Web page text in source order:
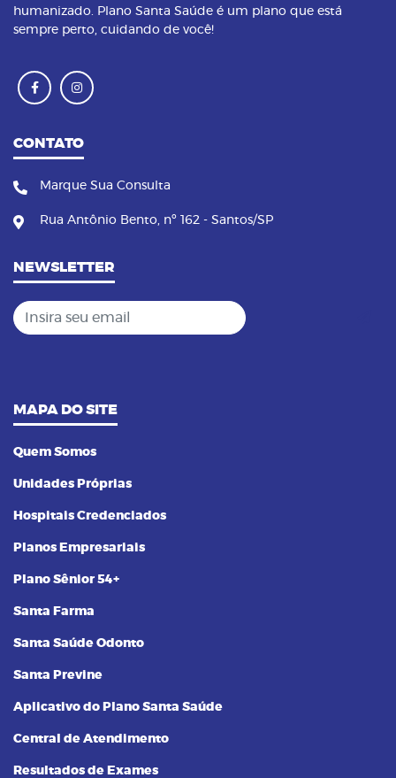
humanizado. Plano Santa Saúde é um plano que está
sempre perto, cuidando de você!
CONTATO
Marque Sua Consulta
Rua Antônio Bento, nº 162 - Santos/SP
NEWSLETTER
Insira seu email
MAPA DO SITE
Quem Somos
Unidades Próprias
Hospitais Credenciados
Planos Empresariais
Plano Sênior 54+
Santa Farma
Santa Saúde Odonto
Santa Previne
Aplicativo do Plano Santa Saúde
Central de Atendimento
Resultados de Exames